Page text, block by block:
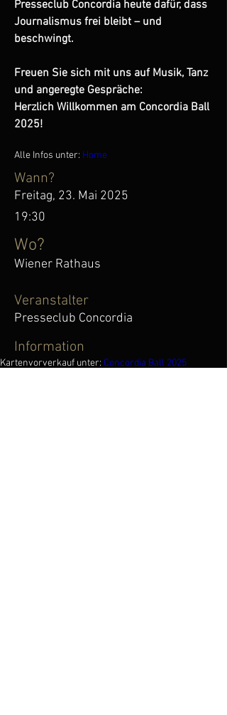
Presseclub Concordia heute dafür, dass
Journalismus frei bleibt – und
beschwingt.
Freuen Sie sich mit uns auf Musik, Tanz
und angeregte Gespräche:
Herzlich Willkommen am Concordia Ball
2025!
Alle Infos unter: Home
Wann?
Freitag, 23. Mai 2025
19:30
Wo?
Wiener Rathaus
Veranstalter
Presseclub Concordia
Information
Kartenvorverkauf unter: Concordia Ball 2025